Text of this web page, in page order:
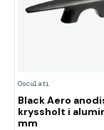
Osculati
Black Aero
kryssholt i
mm